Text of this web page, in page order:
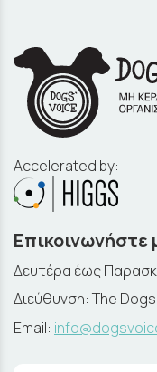
Accelerated by:
Επικοινωνήστε
Δευτέρα έως
Διεύθυνση: The
Email: